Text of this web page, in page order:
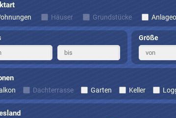
Häuser Grundstücke
Größe
Dachterrasse Garten Keller